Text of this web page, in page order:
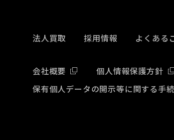
法人買取 採用情報 よくある
会社概要 個人情報保護方針
保有個人データの開示等に関する手続